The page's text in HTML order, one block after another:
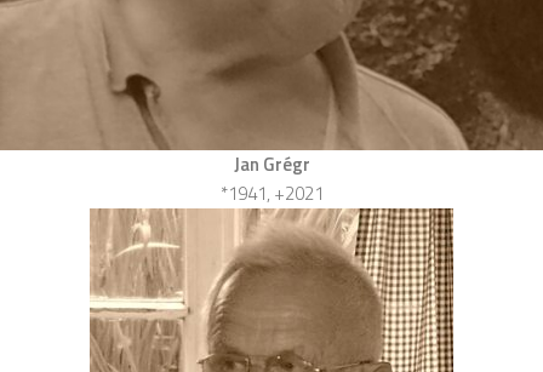
Jan Grégr
*1941, +2021